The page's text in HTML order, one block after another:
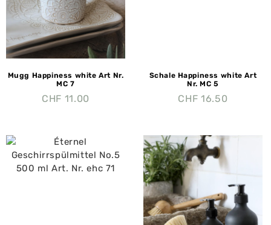
Mugg Happiness white Art Nr.
MC 7
CHF 11.00
Schale Happiness white Art
Nr. MC 5
CHF 16.50